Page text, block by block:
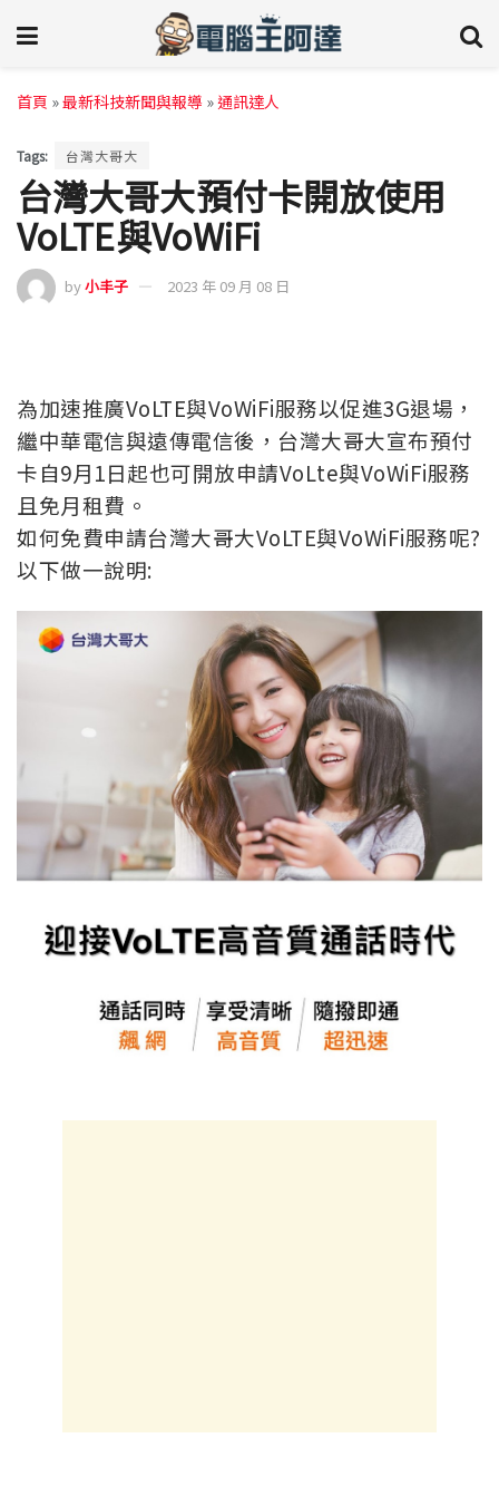
首頁 »最新科技新聞與報導 »通訊達人
Tags: 台灣大哥大
台灣大哥大預付卡開放使用
VoLTE與VoWiFi
by小丰子 2023 年 09 月 08 日
為加速推廣VoLTE與VoWiFi服務以促進3G退場，
繼中華電信與遠傳電信後，台灣大哥大宣布預付
卡自9月1日起也可開放申請VoLte與VoWiFi服務
且免月租費。
如何免費申請台灣大哥大VoLTE與VoWiFi服務呢?
以下做一說明: